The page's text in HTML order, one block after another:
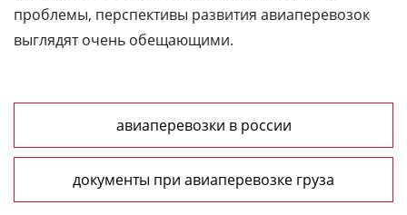
проблемы, перспективы развития авиаперевозок
выглядят очень обещающими.
авиаперевозки в россии
документы при авиаперевозке груза